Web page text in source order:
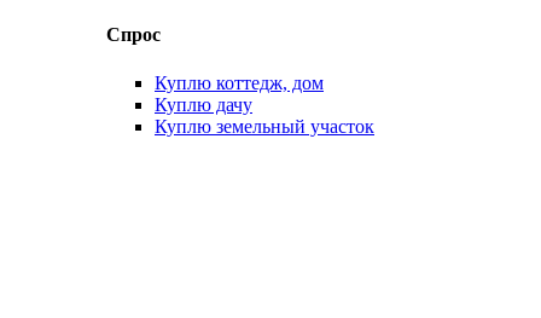
Спрос
Куплю коттедж, дом
Куплю дачу
Куплю земельный участок